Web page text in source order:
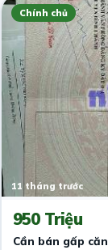
Chính chủ
11 tháng trước
950 Triệu
Cần bán gấp